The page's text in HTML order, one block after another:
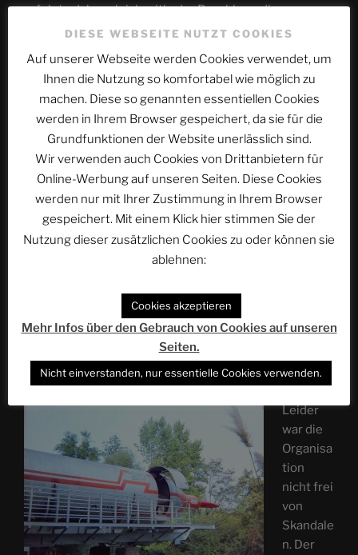
erfolgte daher gleichzeitig der Beschluss, diese neue
RaumflotteSTAR COMMAND zu nennen. Innerhalb der
Raumschiffen aufgebaut, die fast ausschließlich der so
genannten „RF-Klasse“ zugehörig waren. Gleichzeitig
wurden mehrere Raumstationen und Bodenstationen
entweder in Betrieb genommen oder bereits in Betrieb
befindliche Bodenstationen von der Organisation
übernommen. Besonders herauszustellen ist hier die
BASIS 1 auf der Erde und die BASIS ATLANTIS, die
während ihrer Bauphase mit dem Kürzel BWGT
bezeichnet wurde.
Die erste Phase von STAR COMMAND dauerte von
Friedensschluss der “Unversöhnlichen” sah, sollte die
Flotte neu strukturiert werden. Damit begann die so
genannte zweite Phase. Mehrere Raumschiffprojekte
wurden angestoßen, unter anderem die
AMBASSADOR- und die HOOD-Klasse.
Leider
war die
Organisa
tion
nicht frei
von
Skandale
n. Der
DIESE WEBSEITE NUTZT COOKIES
Auf unserer Webseite werden Cookies verwendet, um
Ihnen die Nutzung so komfortabel wie möglich zu
machen. Diese so genannten essentiellen Cookies
werden in Ihrem Browser gespeichert, da sie für die
Grundfunktionen der Website unerlässlich sind.
Wir verwenden auch Cookies von Drittanbietern für
Online-Werbung auf unseren Seiten. Diese Cookies
werden nur mit Ihrer Zustimmung in Ihrem Browser
gespeichert. Mit einem Klick hier stimmen Sie der
Nutzung dieser zusätzlichen Cookies zu oder können sie
ablehnen:
Cookies akzeptieren
Mehr Infos über den Gebrauch von Cookies auf unseren
Seiten.
Nicht einverstanden, nur essentielle Cookies verwenden.